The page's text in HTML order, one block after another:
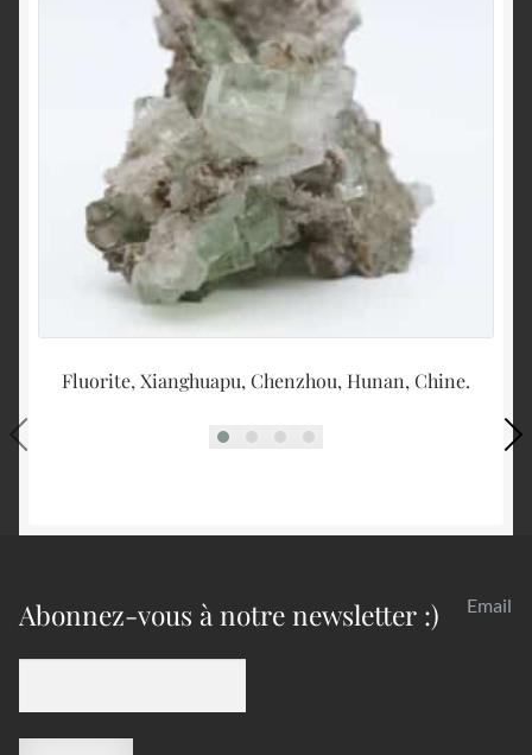
Fluorite, Xianghuapu, Chenzhou, Hunan, Chine.
Abonnez-vous à notre newsletter :) Email